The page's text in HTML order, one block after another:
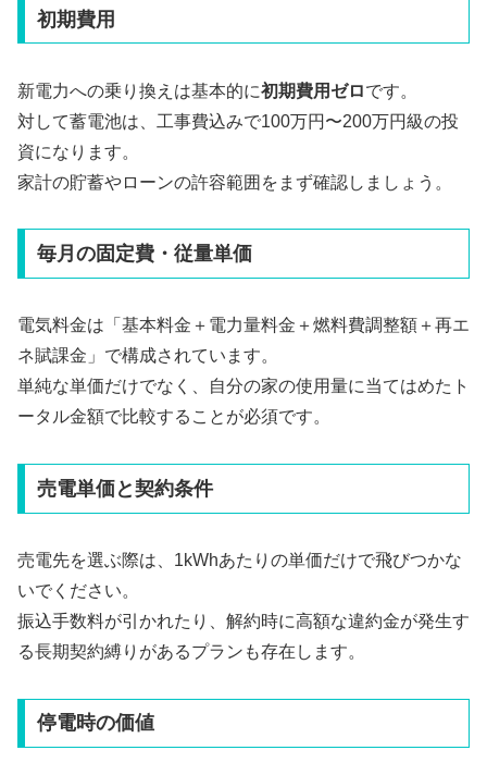
初期費用
新電力への乗り換えは基本的に初期費用ゼロです。
対して蓄電池は、工事費込みで100万円〜200万円級の投
資になります。
家計の貯蓄やローンの許容範囲をまず確認しましょう。
毎月の固定費・従量単価
電気料金は「基本料金＋電力量料金＋燃料費調整額＋再エ
ネ賦課金」で構成されています。
単純な単価だけでなく、自分の家の使用量に当てはめたト
ータル金額で比較することが必須です。
売電単価と契約条件
売電先を選ぶ際は、1kWhあたりの単価だけで飛びつかな
いでください。
振込手数料が引かれたり、解約時に高額な違約金が発生す
る長期契約縛りがあるプランも存在します。
停電時の価値